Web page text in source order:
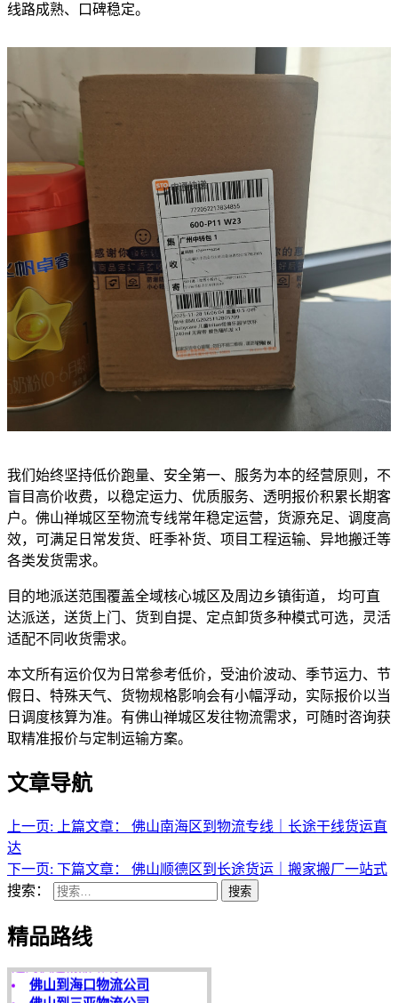
线路成熟、口碑稳定。
我们始终坚持低价跑量、安全第一、服务为本的经营原则，不
盲目高价收费，以稳定运力、优质服务、透明报价积累长期客
户。佛山禅城区至物流专线常年稳定运营，货源充足、调度高
效，可满足日常发货、旺季补货、项目工程运输、异地搬迁等
各类发货需求。
目的地派送范围覆盖全域核心城区及周边乡镇街道， 均可直
达派送，送货上门、货到自提、定点卸货多种模式可选，灵活
适配不同收货需求。
本文所有运价仅为日常参考低价，受油价波动、季节运力、节
假日、特殊天气、货物规格影响会有小幅浮动，实际报价以当
日调度核算为准。有佛山禅城区发往物流需求，可随时咨询获
取精准报价与定制运输方案。
文章导航
上一页: 上篇文章：
佛山南海区到物流专线｜长途干线货运直
达
下一页: 下篇文章：
佛山顺德区到长途货运｜搬家搬厂一站式
搜索：
搜索
精品路线
天开地辟宏基，
东成西就泰运！
途鸽快运精品路线：
佛山到三亚物流公司
佛山到海南物流公司